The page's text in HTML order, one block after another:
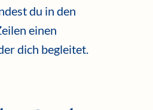
du in den
einen
dich begleitet.